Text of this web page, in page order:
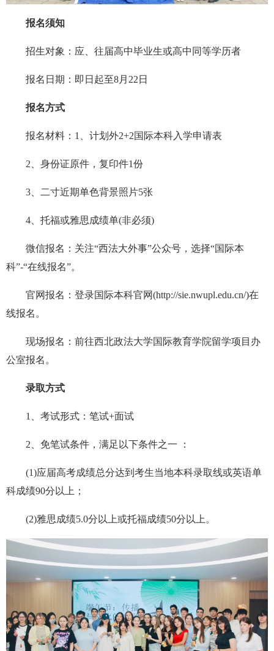
报名须知
招生对象：应、往届高中毕业生或高中同等学历者
报名日期：即日起至8月22日
报名方式
报名材料：1、计划外2+2国际本科入学申请表
2、身份证原件，复印件1份
3、二寸近期单色背景照片5张
4、托福或雅思成绩单(非必须)
微信报名：关注“西法大外事”公众号，选择“国际本
科”-“在线报名”。
官网报名：登录国际本科官网(http://sie.nwupl.edu.cn/)在
线报名。
现场报名：前往西北政法大学国际教育学院留学项目办
公室报名。
录取方式
1、考试形式：笔试+面试
2、免笔试条件，满足以下条件之一 ：
(1)应届高考成绩总分达到考生当地本科录取线或英语单
科成绩90分以上；
(2)雅思成绩5.0分以上或托福成绩50分以上。